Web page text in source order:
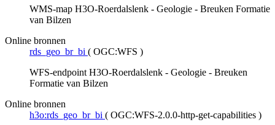
WMS-map H3O-Roerdalslenk - Geologie - Breuken Formatie
van Bilzen
Online bronnen
rds_geo_br_bi ( OGC:WFS )
WFS-endpoint H3O-Roerdalslenk - Geologie - Breuken
Formatie van Bilzen
Online bronnen
h3o:rds_geo_br_bi ( OGC:WFS-2.0.0-http-get-capabilities )